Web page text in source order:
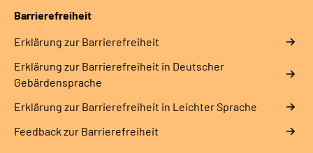
Barrierefreiheit
Erklärung zur Barrierefreiheit
Erklärung zur Barrierefreiheit in Deutscher
Gebärdensprache
Erklärung zur Barrierefreiheit in Leichter Sprache
Feedback zur Barrierefreiheit